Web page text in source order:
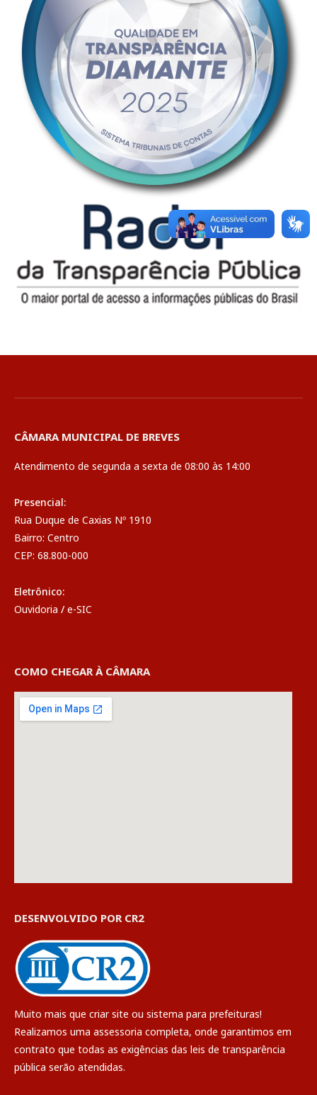
CÂMARA MUNICIPAL DE BREVES
Atendimento de segunda a sexta de 08:00 às 14:00
Presencial:
Rua Duque de Caxias Nº 1910
Bairro: Centro
CEP: 68.800-000
Eletrônico:
Ouvidoria / e-SIC
COMO CHEGAR À CÂMARA
DESENVOLVIDO POR CR2
Muito mais que criar site ou sistema para prefeituras!
Realizamos uma assessoria completa, onde garantimos em
contrato que todas as exigências das leis de transparência
pública serão atendidas.